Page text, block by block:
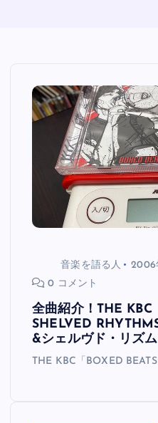
音楽を語る人 2006
0 コメント
全曲紹介！THE KBC
SHELVED
&シェルヴド・リズ
THE KBC「BOXED